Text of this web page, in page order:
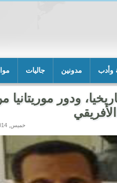
وأدب مدونين جاليات
ودور
خميس, 2014-11-20 15:08